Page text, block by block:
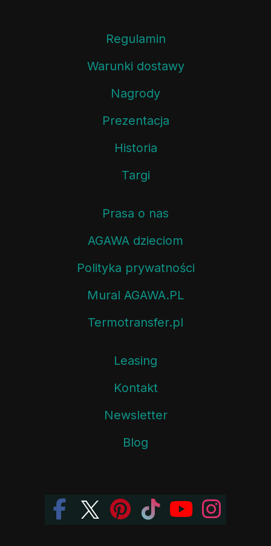
Regulamin
Warunki dostawy
Nagrody
Prezentacja
Historia
Targi
Prasa o nas
AGAWA dzieciom
Polityka prywatności
Mural AGAWA.PL
Termotransfer.pl
Leasing
Kontakt
Newsletter
Blog